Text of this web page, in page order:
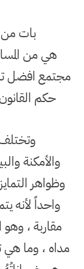
بات من
هي من
مجتمع افضل
حكم القانون
وتختلف
والأمكنة
واحداً لأنه
مقاربة ، وهو
مداه ، وما هي